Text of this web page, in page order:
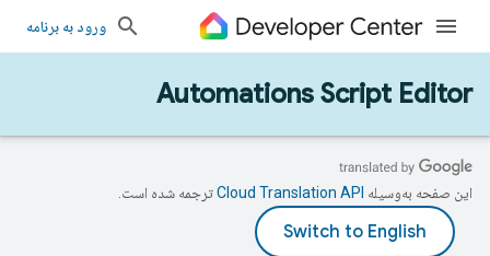
ورود به برنامه
Automations Script Editor
این صفحه به‌وسیله ترجمه شده است.